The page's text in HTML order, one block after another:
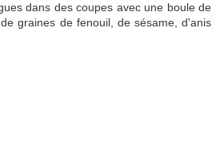
dans des coupes avec une boule de
graines de fenouil, de sésame, d'anis